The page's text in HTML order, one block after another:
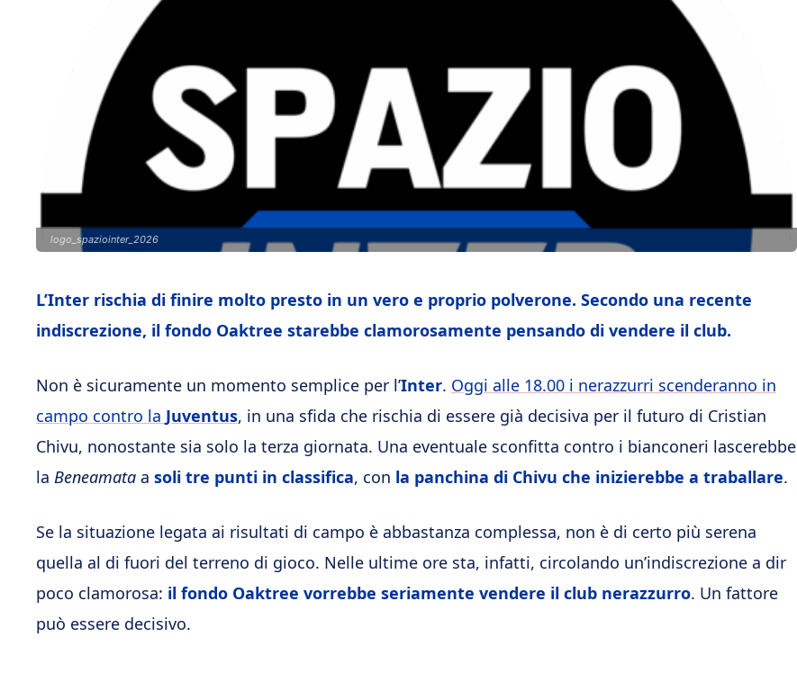
logo_spaziointer_2026
L’Inter rischia di finire molto presto in un vero e proprio polverone. Secondo una recente
indiscrezione, il fondo Oaktree starebbe clamorosamente pensando di vendere il club.
Non è sicuramente un momento semplice per l’Inter. Oggi alle 18.00 i nerazzurri scenderanno in
campo contro la Juventus, in una sfida che rischia di essere già decisiva per il futuro di Cristian
Chivu, nonostante sia solo la terza giornata. Una eventuale sconfitta contro i bianconeri lascerebbe
la Beneamata a soli tre punti in classifica, con la panchina di Chivu che inizierebbe a traballare.
Se la situazione legata ai risultati di campo è abbastanza complessa, non è di certo più serena
quella al di fuori del terreno di gioco. Nelle ultime ore sta, infatti, circolando un’indiscrezione a dir
poco clamorosa: il fondo Oaktree vorrebbe seriamente vendere il club nerazzurro. Un fattore
può essere decisivo.